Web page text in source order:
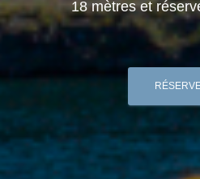
18 mètres et